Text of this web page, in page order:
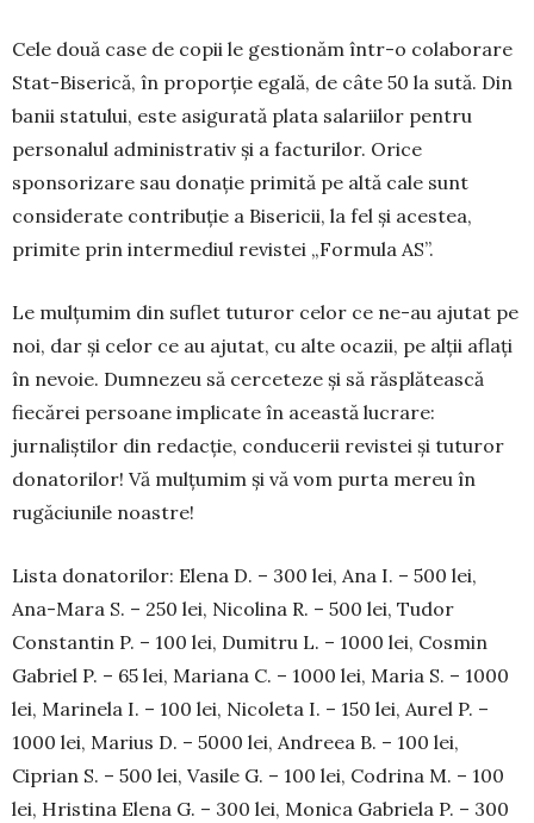
Cele două case de copii le gestionăm într-o colaborare
Stat-Biserică, în proporție egală, de câte 50 la sută. Din
banii statului, este asigurată plata salariilor pentru
personalul administrativ și a facturilor. Orice
sponsorizare sau donație primită pe altă cale sunt
considerate contribuție a Bisericii, la fel și acestea,
primite prin inter­mediul revistei „Formula AS”.
Le mulțumim din suflet tuturor celor ce ne-au ajutat pe
noi, dar și celor ce au ajutat, cu alte ocazii, pe alții aflați
în nevoie. Dumnezeu să cerceteze și să răsplătească
fiecărei persoane implicate în această lucrare:
jurnaliștilor din redacție, conducerii revistei și tuturor
dona­to­rilor! Vă mulțumim și vă vom purta mereu în
rugăciunile noastre!
Lista donatorilor: Elena D. – 300 lei, Ana I. – 500 lei,
Ana-Mara S. – 250 lei, Nicolina R. – 500 lei, Tudor
Constantin P. – 100 lei, Dumitru L. – 1000 lei, Cosmin
Gabriel P. – 65 lei, Ma­ria­­na C. – 1000 lei, Maria S. – 1000
lei, Ma­rinela I. – 100 lei, Nicoleta I. – 150 lei, Aurel P. –
1000 lei, Marius D. – 5000 lei, Andreea B. – 100 lei,
Ciprian S. – 500 lei, Vasile G. – 100 lei, Codrina M. – 100
lei, Hristina Elena G. – 300 lei, Monica Gabriela P. – 300